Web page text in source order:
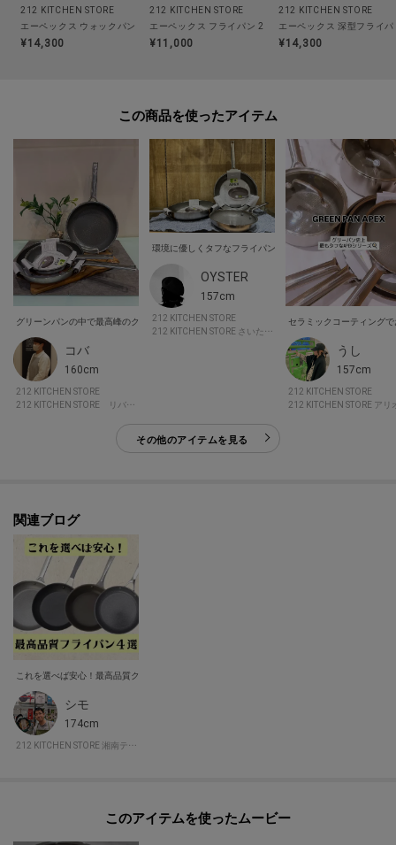
212 KITCHEN STORE
エーペックス ウォックパン 28cm ＜GreenPan グリーンパン＞
¥14,300
212 KITCHEN STORE
エーペックス フライパン 24cm ＜GreenPan
¥11,000
212 KITCHEN STORE
¥14,300
この商品を使った
グリーンパンの中で最高峰のクオリティとなるAPEXシリーズ。側面まで熱がムラなく伝わるの
コバ
160cm
212 KITCHEN STORE
212 KITCHEN STORE リバーサイド千秋
OYSTER
157cm
212 KITCHEN STORE
212 KITCHEN STORE さいたまコクーンシティ１
うし
157cm
212 KITCHEN STORE
その他のアイテムを見る
関連ブログ
これを選べば安心！最高品質クックウェア４選！
シモ
174cm
212 KITCHEN STORE 湘南テラスモール
このアイテムを使ったムービー